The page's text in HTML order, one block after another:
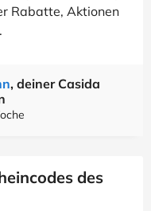
Rabatte, Aktionen
, deiner Casida
des